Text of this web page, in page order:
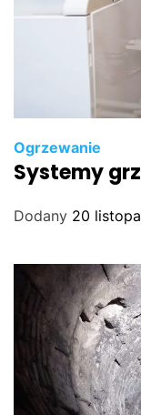
Ogrzewanie
Systemy
Dodany 20